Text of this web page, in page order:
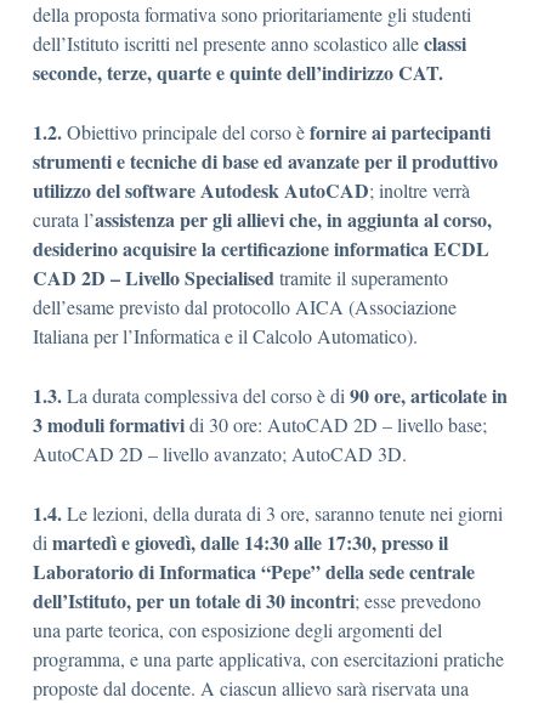
della proposta formativa sono prioritariamente gli studenti
dell’Istituto iscritti nel presente anno scolastico alleclassi
seconde, terze, quarte e quinte dell’indirizzo CAT.
1.2.Obiettivo principale del corso èfornire ai partecipanti
strumenti e tecniche di base ed avanzate per il produttivo
utilizzo del software Autodesk AutoCAD; inoltre verrà
curata l’assistenza per gli allievi che, in aggiunta al corso,
desiderino acquisire la certificazione informatica ECDL
CAD 2D – Livello Specialisedtramite il superamento
dell’esame previsto dal protocollo AICA (Associazione
Italiana per l’Informatica e il Calcolo Automatico).
1.3.La durata complessiva del corso è di 90 ore, articolate in
3 moduli formatividi 30 ore: AutoCAD 2D – livello base;
AutoCAD 2D – livello avanzato; AutoCAD 3D.
1.4.Le lezioni, della durata di 3 ore, saranno tenute nei giorni
di martedì e giovedì, dalle 14:30 alle 17:30, presso il
Laboratorio di Informatica “Pepe” della sede centrale
dell’Istituto, per un totale di 30 incontri; esse prevedono
una parte teorica, con esposizione degli argomenti del
programma, e una parte applicativa, con esercitazioni pratiche
proposte dal docente. A ciascun allievo sarà riservata una